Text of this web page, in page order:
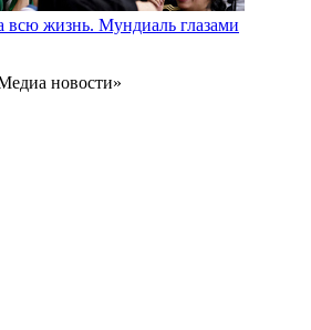
всю жизнь. Мундиаль глазами
новости»